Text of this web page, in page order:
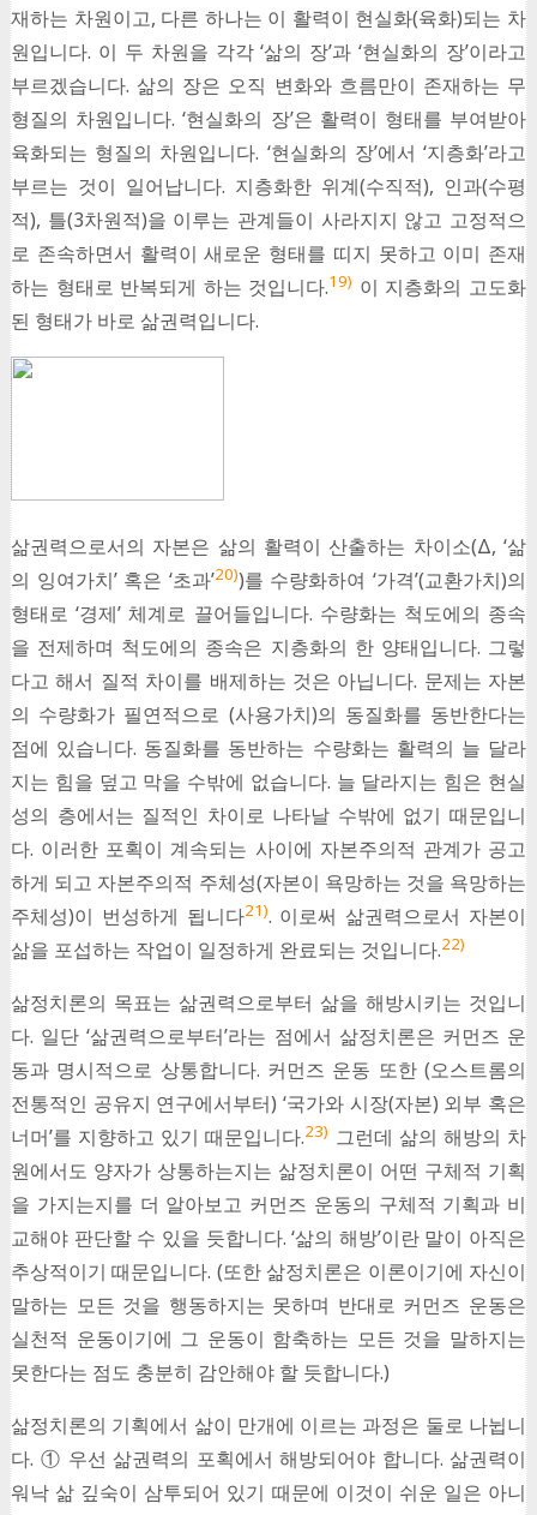
재하는 차원이고, 다른 하나는 이 활력이 현실화(육화)되는 차
원입니다. 이 두 차원을 각각 ‘삶의 장’과 ‘현실화의 장’이라고
부르겠습니다. 삶의 장은 오직 변화와 흐름만이 존재하는 무
형질의 차원입니다. ‘현실화의 장’은 활력이 형태를 부여받아
육화되는 형질의 차원입니다. ‘현실화의 장’에서 ‘지층화’라고
부르는 것이 일어납니다. 지층화한 위계(수직적), 인과(수평
적), 틀(3차원적)을 이루는 관계들이 사라지지 않고 고정적으
로 존속하면서 활력이 새로운 형태를 띠지 못하고 이미 존재
하는 형태로 반복되게 하는 것입니다.19) 이 지층화의 고도화
된 형태가 바로 삶권력입니다.
삶권력으로서의 자본은 삶의 활력이 산출하는 차이소(Δ, ‘삶
의 잉여가치’ 혹은 ‘초과’20))를 수량화하여 ‘가격’(교환가치)의
형태로 ‘경제’ 체계로 끌어들입니다. 수량화는 척도에의 종속
을 전제하며 척도에의 종속은 지층화의 한 양태입니다. 그렇
다고 해서 질적 차이를 배제하는 것은 아닙니다. 문제는 자본
의 수량화가 필연적으로 (사용가치)의 동질화를 동반한다는
점에 있습니다. 동질화를 동반하는 수량화는 활력의 늘 달라
지는 힘을 덮고 막을 수밖에 없습니다. 늘 달라지는 힘은 현실
성의 층에서는 질적인 차이로 나타날 수밖에 없기 때문입니
다. 이러한 포획이 계속되는 사이에 자본주의적 관계가 공고
하게 되고 자본주의적 주체성(자본이 욕망하는 것을 욕망하는
주체성)이 번성하게 됩니다21). 이로써 삶권력으로서 자본이
삶을 포섭하는 작업이 일정하게 완료되는 것입니다.22)
삶정치론의 목표는 삶권력으로부터 삶을 해방시키는 것입니
다. 일단 ‘삶권력으로부터’라는 점에서 삶정치론은 커먼즈 운
동과 명시적으로 상통합니다. 커먼즈 운동 또한 (오스트롬의
전통적인 공유지 연구에서부터) ‘국가와 시장(자본) 외부 혹은
너머’를 지향하고 있기 때문입니다.23) 그런데 삶의 해방의 차
원에서도 양자가 상통하는지는 삶정치론이 어떤 구체적 기획
을 가지는지를 더 알아보고 커먼즈 운동의 구체적 기획과 비
교해야 판단할 수 있을 듯합니다. ‘삶의 해방’이란 말이 아직은
추상적이기 때문입니다. (또한 삶정치론은 이론이기에 자신이
말하는 모든 것을 행동하지는 못하며 반대로 커먼즈 운동은
실천적 운동이기에 그 운동이 함축하는 모든 것을 말하지는
못한다는 점도 충분히 감안해야 할 듯합니다.)
삶정치론의 기획에서 삶이 만개에 이르는 과정은 둘로 나뉩니
다. ① 우선 삶권력의 포획에서 해방되어야 합니다. 삶권력이
워낙 삶 깊숙이 삼투되어 있기 때문에 이것이 쉬운 일은 아니